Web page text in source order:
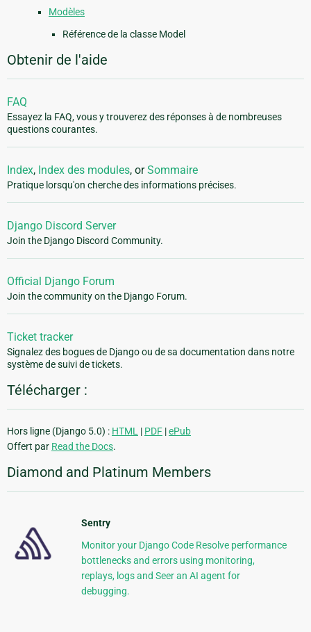
Modèles
Référence de la classe Model
Obtenir de l'aide
FAQ
Essayez la FAQ, vous y trouverez des réponses à de nombreuses
questions courantes.
Index, Index des modules, orSommaire
Pratique lorsqu'on cherche des informations précises.
Django Discord Server
Join the Django Discord Community.
Official Django Forum
Join the community on the Django Forum.
Ticket tracker
Signalez des bogues de Django ou de sa documentation dans notre
système de suivi de tickets.
Télécharger :
Hors ligne (Django 5.0) : HTML | PDF |ePub
Offert par Read the Docs.
Diamond and Platinum Members
Sentry
Monitor your Django Code Resolve performance
bottlenecks and errors using monitoring,
replays, logs and Seer an AI agent for
debugging.